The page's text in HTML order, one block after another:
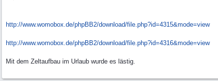
http://www.womobox.de/phpBB2/download/file.php?id=4315&mode=view
http://www.womobox.de/phpBB2/download/file.php?id=4316&mode=view
Mit dem Zeltaufbau im Urlaub wurde es lästig.